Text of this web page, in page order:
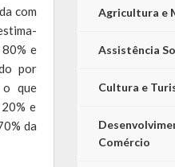
com
e
por
que
e
da
Agricultura e
Assistência
Cultura e
Comércio